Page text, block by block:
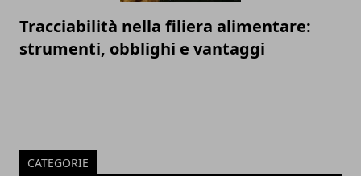
Tracciabilità nella filiera alimentare:
strumenti, obblighi e vantaggi
CATEGORIE